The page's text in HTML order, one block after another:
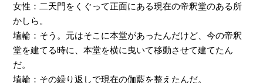
女性：二天門をくぐって正面にある現在の帝釈堂のある所
かしら。
埴輪：そう。元はそこに本堂があったんだけど、今の帝釈
堂を建てる時に、本堂を横に曳いて移動させて建てたん
だ。
埴輪：その繰り返しで現在の伽藍を整えたんだ。